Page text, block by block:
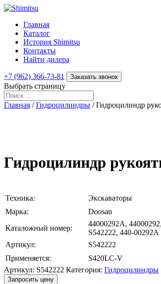
Главная
Каталог
История Shimitsu
Контакты
Найти дилера
+7 (962) 366-73-81 Заказать звонок
Выбрать страницу
Главная /Гидроцилиндры / Гидроцилиндр
Гидроцилиндр
Техника:
Экскаваторы
Марка:
Doosan
Каталожный номер:
44000292A, 44000292,
S542222, 440-00292A
Артикул:
S542222
Применяется:
S420LC-V
Артикул: S542222 Категория: Гидроцилиндры
Запросить цену